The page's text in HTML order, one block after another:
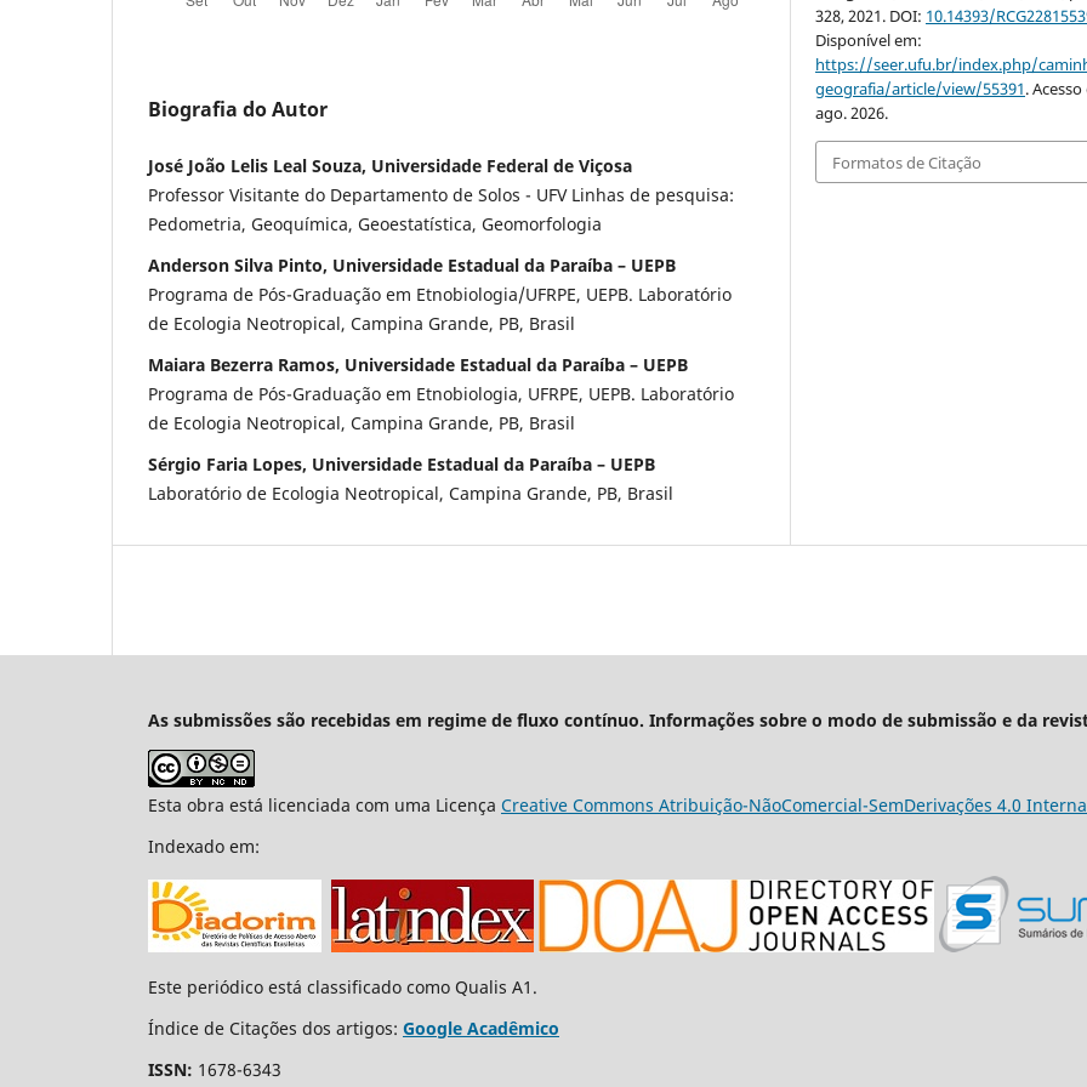
Biografia do Autor
José João Lelis Leal Souza, Universidade Federal de Viçosa
Professor Visitante do Departamento de Solos - UFV Linhas de pesquisa:
Pedometria, Geoquímica, Geoestatística, Geomorfologia
Anderson Silva Pinto, Universidade Estadual da Paraíba – UEPB
Programa de Pós-Graduação em Etnobiologia/UFRPE, UEPB. Laboratório
de Ecologia Neotropical, Campina Grande, PB, Brasil
Maiara Bezerra Ramos, Universidade Estadual da Paraíba – UEPB
Programa de Pós-Graduação em Etnobiologia, UFRPE, UEPB. Laboratório
de Ecologia Neotropical, Campina Grande, PB, Brasil
Sérgio Faria Lopes, Universidade Estadual da Paraíba – UEPB
Laboratório de Ecologia Neotropical, Campina Grande, PB, Brasil
328, 2021. DOI: 10.14393/
Disponível em:
https://seer.ufu.br/index.php/
geografia/article/view/55391.
ago. 2026.
Formatos de Citação
As submissões são recebidas em regime de fluxo contínuo. Informações sobre o modo de submissão e da
Esta obra está licenciada com uma Licença Creative Commons Atribuição-NãoComercial-SemDerivações 4.0
Indexado em:
Este periódico está classificado como Qualis A1.
Índice de Citações dos artigos: Google Acadêmico
ISSN: 1678-6343